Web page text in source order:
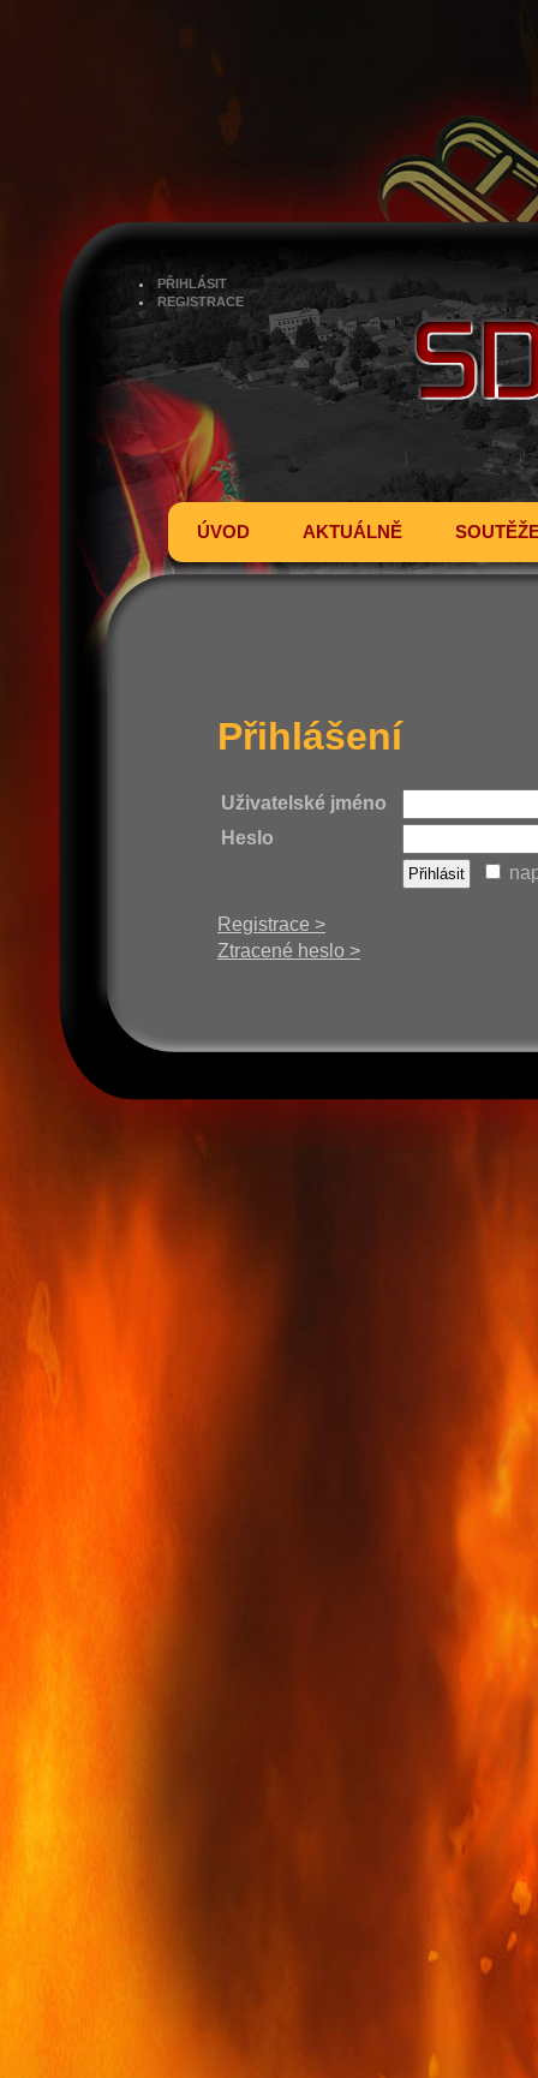
PŘIHLÁSIT
REGISTRACE
ÚVOD AKTUÁLNĚ
Přihlášení
Uživatelské jméno
Heslo
Registrace >
Ztracené heslo >